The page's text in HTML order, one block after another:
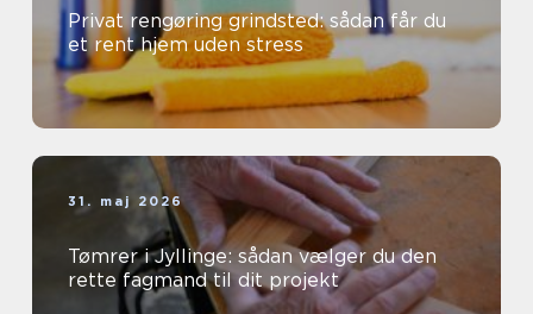
Privat rengøring grindsted: sådan får du
et rent hjem uden stress
31. maj 2026
Tømrer i Jyllinge: sådan vælger du den
rette fagmand til dit projekt